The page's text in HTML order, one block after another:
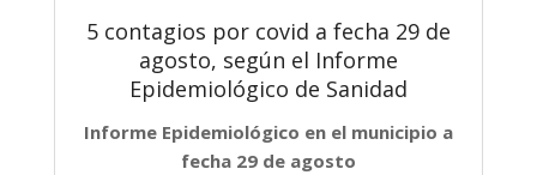
5 contagios por covid a fecha 29 de
agosto, según el Informe
Epidemiológico de Sanidad
Informe Epidemiológico en el municipio a
fecha 29 de agosto